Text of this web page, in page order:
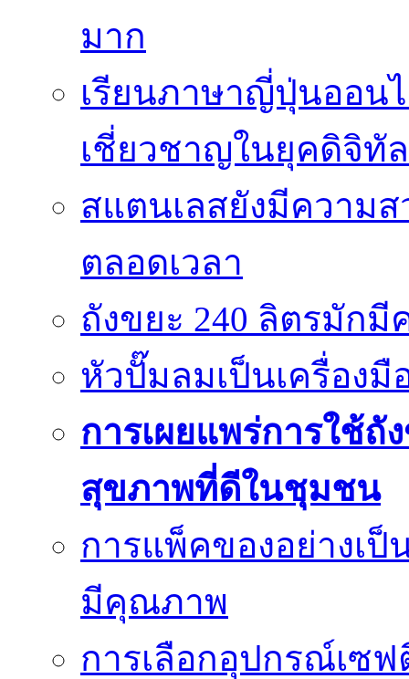
มาก
เรียนภาษาญี่ปุ่นออน
เชี่ยวชาญในยุคดิจิทัล
สแตนเลสยังมีความ
ตลอดเวลา
ถังขยะ 240 ลิตรมัก
หัวปั๊มลมเป็นเครื่องมื
การเผยแพร่การใช้ถั
สุขภาพที่ดีในชุมชน
การแพ็คของอย่างเ
มีคุณภาพ
การเลือกอุปกรณ์เซ